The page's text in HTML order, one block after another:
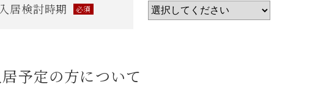
居検討時期 必須
予定の方について